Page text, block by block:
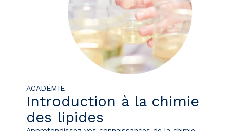
ACADÉMIE
Introduction à la chimie
des lipides